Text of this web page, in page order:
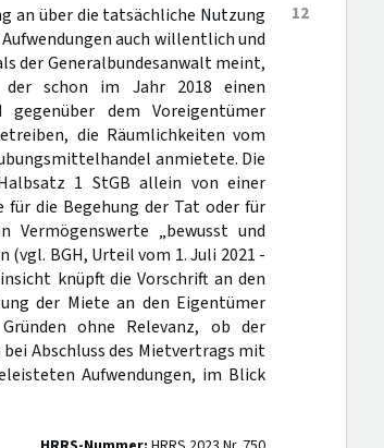
12
an über die tatsächliche Nutzung
auch willentlich und
der Generalbundesanwalt meint,
schon im Jahr 2018 einen
dem Voreigentümer
die Räumlichkeiten vom
anmietete. Die
1 StGB allein von einer
für die Begehung der Tat oder für
Vermögenswerte „bewusst und
(vgl. BGH, Urteil vom 1. Juli 2021 -
knüpft die Vorschrift an den
der Miete an den Eigentümer
ohne Relevanz, ob der
Abschluss des Mietvertrags mit
Aufwendungen, im Blick